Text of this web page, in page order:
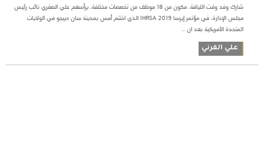
شارك وفد وقت اللياقة، مكون من 18 موظف من تخصصات مختلفة، يرأسهم علي الصقري نائب رئيس
مجلس الإدارة، في مؤتمر إيرسا IHRSA 2019 الذي اختتم أمس بمدينة سان دييجو في الولايات
المتحدة الأمريكية بعد ان ...
علي القرني